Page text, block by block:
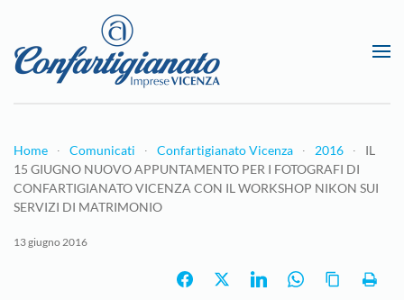
Passa al contenuto principale
Home Comunicati Confartigianato Vicenza 2016
IL
15 GIUGNO NUOVO APPUNTAMENTO PER I FOTOGRAFI DI
CONFARTIGIANATO VICENZA CON IL WORKSHOP NIKON SUI
SERVIZI DI MATRIMONIO
13 giugno 2016